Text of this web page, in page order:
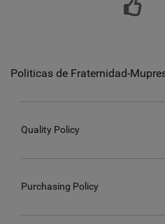
Politicas de Fraternidad-
Quality Policy
Purchasing Policy